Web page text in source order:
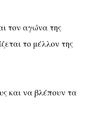
τον αγώνα της
το μέλλον της
και να βλέπουν τα